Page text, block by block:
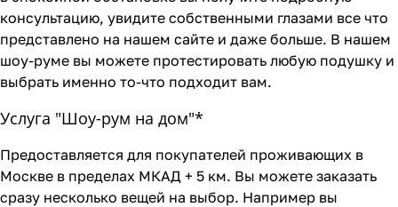
консультацию, увидите собственными глазами все что
представлено на нашем сайте и даже больше. В нашем
шоу-руме вы можете протестировать любую подушку и
выбрать именно то-что подходит вам.
Услуга "Шоу-рум на дом"*
Предоставляется для покупателей проживающих в
Москве в пределах МКАД + 5 км. Вы можете заказать
сразу несколько вещей на выбор. Например вы